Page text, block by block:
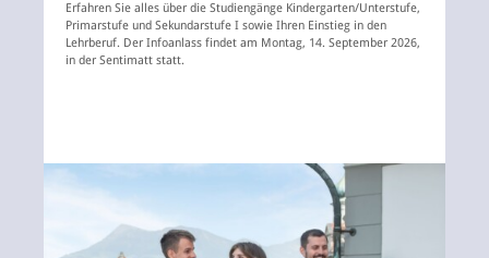
Erfahren Sie alles über die Studiengänge Kindergarten/Unterstufe,
Primarstufe und Sekundarstufe I sowie Ihren Einstieg in den
Lehrberuf. Der Infoanlass findet am Montag, 14. September 2026,
in der Sentimatt statt.